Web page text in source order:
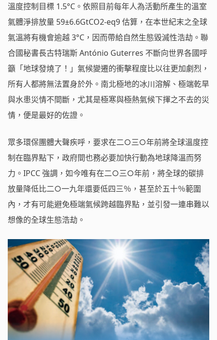
溫度控制目標 1.5°C。依照目前每年人為活動所產生的溫室
氣體淨排放量 59±6.6GtCO2-eq9 估算，在本世紀末之全球
氣溫將有機會逾越 3°C，因而帶給自然生態毀滅性浩劫。聯
合國秘書長古特瑞斯 António Guterres 不斷向世界各國呼
籲「地球發燒了！」氣候變遷的衝擊程度比以往更加劇烈，
所有人都將無法置身於外。南北極地的冰川溶解、極端乾旱
與水患災情不間斷，尤其是極寒與極熱氣候下揮之不去的災
情，便是最好的佐證。
眾多環保團體大聲疾呼，要求在二○三○年前將全球溫度控
制在臨界點下，政府間也務必要加快行動為地球降溫而努
力。IPCC 強調，如今唯有在二○三○年前，將全球的碳排
放量降低比二○一九年還要低四三％，甚至於五十％範圍
內，才有可能避免極端氣候跨越臨界點，並引發一連串難以
想像的全球生態浩劫。